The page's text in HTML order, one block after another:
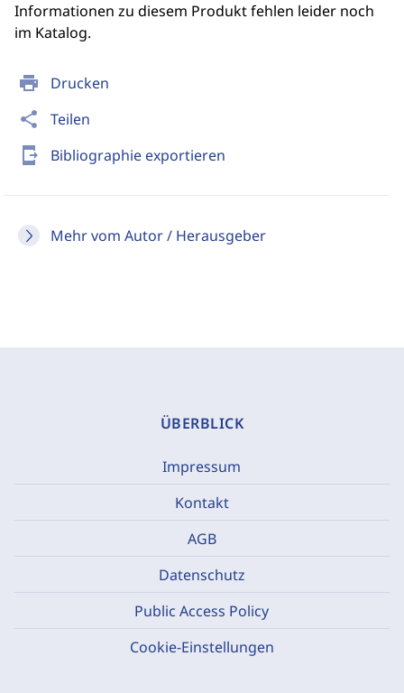
print Drucken
share Teilen
send_to_mobile Bibliographie exportieren
Mehr vom Autor / Herausgeber
Informationen zu diesem Produkt fehlen leider noch
im Katalog.
ÜBERBLICK
Impressum
Kontakt
AGB
Datenschutz
Public Access Policy
Cookie-Einstellungen